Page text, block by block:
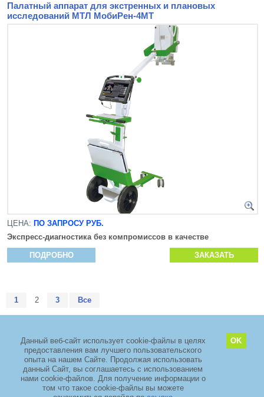
Палатный аппарат для экстренных и плановых
исследований МТЛ МобиРен-4МТ
ЦЕНА: ПО ЗАПРОСУ РУБ.
Экспресс-диагностика без компромиссов в качестве
ПОДРОБНО ЗАКАЗАТЬ
1 2 3 Все
2011–2026 copyright ООО «ЗелМедСервис»
Адрес: Москва, Зеленоград, проезд 4922, дом 4 стр. 5, Технопарк
«ЭЛМА».+7 (495) 968-88-29
TIMSET
Данный веб-сайт использует cookie-файлы в целях
предоставления вам лучшего пользовательского
опыта на нашем Сайте. Продолжая использовать
данный Сайт, вы соглашаетесь с использованием
нами cookie-файлов. Для получение информации о
том что такое cookie-файлы вы можете
OK